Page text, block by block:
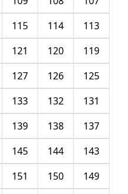
113
114
115
119
120
121
125
126
127
131
132
133
137
138
139
143
144
145
149
150
151